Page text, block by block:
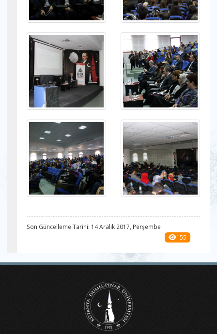
Son Güncelleme Tarihi: 14 Aralık 2017, Perşembe
155